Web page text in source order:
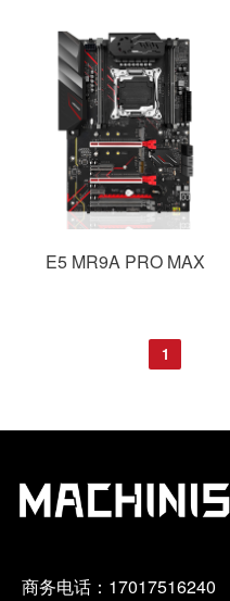
E5 MR9A PRO MAX
1
商务电话： 17017516240